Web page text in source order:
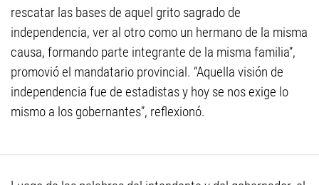
rescatar las bases de aquel grito sagrado de
independencia, ver al otro como un hermano de la misma
causa, formando parte integrante de la misma familia”,
promovió el mandatario provincial. “Aquella visión de
independencia fue de estadistas y hoy se nos exige lo
mismo a los gobernantes”, reflexionó.